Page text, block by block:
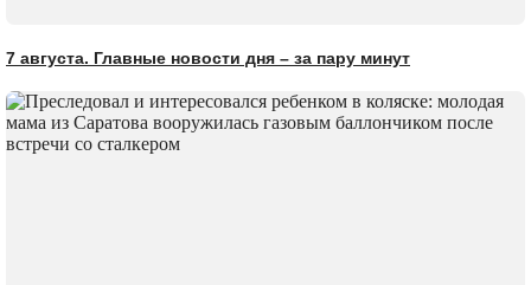
7 августа. Главные новости дня – за пару минут